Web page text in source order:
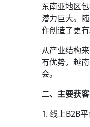
东南亚地区
潜力巨大。
作创造了更有
从产业结构
有优势，越
会。
二、主要获
1. 线上B2B平